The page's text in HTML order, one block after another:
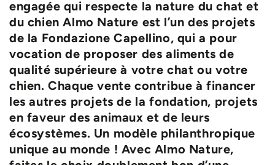
engagée qui respecte la nature du chat et
du chien Almo Nature est l’un des projets
de la Fondazione Capellino, qui a pour
vocation de proposer des aliments de
qualité supérieure à votre chat ou votre
chien. Chaque vente contribue à financer
les autres projets de la fondation, projets
en faveur des animaux et de leurs
écosystèmes. Un modèle philanthropique
unique au monde ! Avec Almo Nature,